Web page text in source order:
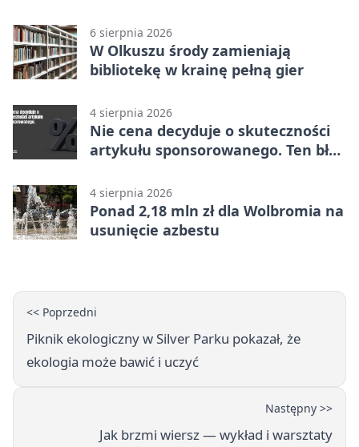
6 sierpnia 2026
W Olkuszu środy zamieniają
bibliotekę w krainę pełną gier
4 sierpnia 2026
Nie cena decyduje o skuteczności
artykułu sponsorowanego. Ten błąd
4 sierpnia 2026
Ponad 2,18 mln zł dla Wolbromia na
usunięcie azbestu
<< Poprzedni
Piknik ekologiczny w Silver Parku pokazał, że
ekologia może bawić i uczyć
Następny >>
Jak brzmi wiersz — wykład i warsztaty